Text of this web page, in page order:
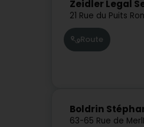
Zeidler Legal
21 Rue du Puits
Route
Boldrin
63-65 Rue de Merl